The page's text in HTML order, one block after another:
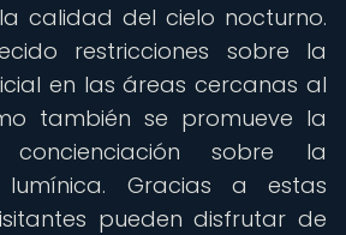
calidad del cielo nocturno.
restricciones sobre la
en las áreas cercanas al
también se promueve la
sobre la
lumínica. Gracias a estas
pueden disfrutar de